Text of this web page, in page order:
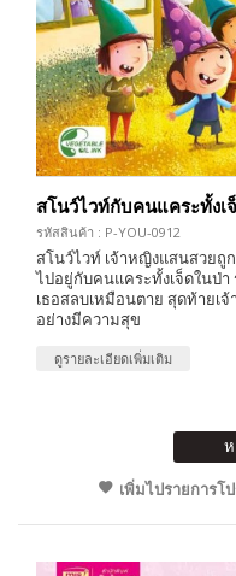
สโนว์ไวท์กับคนแคระทั้งเ
รหัสสินค้า : P-YOU-0912
สโนว์ไวท์ เจ้าหญิงแสนสวยถู
ไปอยู่กับคนแคระทั้งเจ็ดในป่
เธอสลบเหมือนตาย สุดท้ายเ
อย่างมีความสุข
ดูรายละเอียดเพิ่มเติม
เพิ่มไปรายการโ